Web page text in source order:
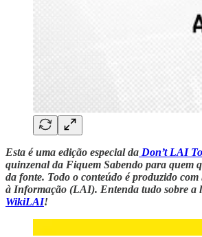
Esta é uma edição especial da Don’t LAI
quinzenal da Fiquem Sabendo para quem
da fonte. Todo o conteúdo é produzido com
à Informação (LAI). Entenda tudo sobre a
WikiLAI!